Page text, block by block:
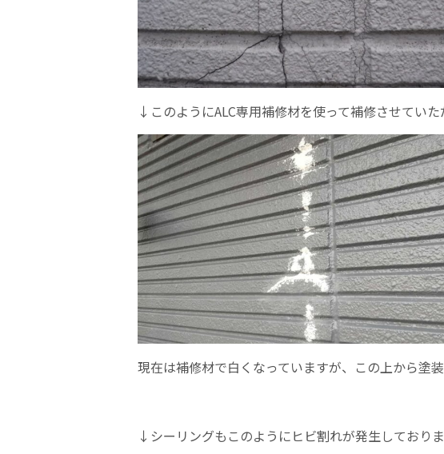
↓このようにALC専用補修材を使って補修させていた
現在は補修材で白くなっていますが、この上から塗
↓シーリングもこのようにヒビ割れが発生しておりま